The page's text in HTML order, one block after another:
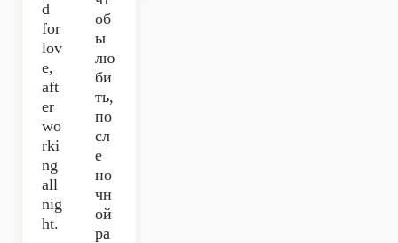
d
for
lov
e,
aft
er
wo
rki
ng
all
nig
ht.
об
ы
лю
би
ть,
по
сл
е
но
чн
ой
ра